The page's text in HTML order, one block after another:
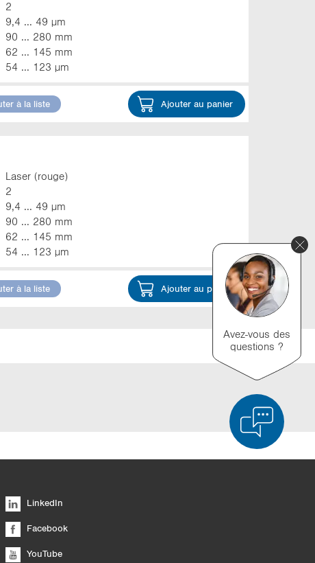
2
9,4 ... 49 µm
90 ... 280 mm
62 ... 145 mm
54 ... 123 µm
à la liste Ajouter au panier
Laser (rouge)
2
9,4 ... 49 µm
90 ... 280 mm
62 ... 145 mm
54 ... 123 µm
à la liste Ajouter au panier
Avez-vous des
questions ?
LinkedIn
Facebook
YouTube